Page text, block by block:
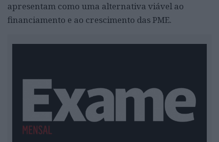
apresentam como uma alternativa viável ao
financiamento e ao crescimento das PME.